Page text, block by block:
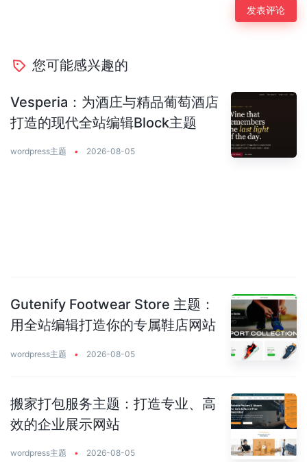
您可能感兴趣的
Vesperia：为酒庄与精品葡萄酒店
打造的现代全站编辑Block主题
wordpress主题 • 2026-08-05
Gutenify Footwear Store 主题：
用全站编辑打造你的专属鞋店网站
wordpress主题 • 2026-08-05
搬家打包服务主题：打造专业、高
效的企业展示网站
wordpress主题 • 2026-08-05